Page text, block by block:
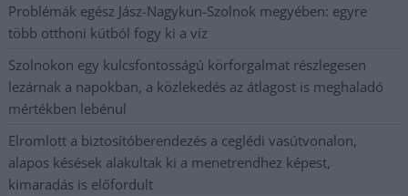
Problémák egész Jász-Nagykun-Szolnok megyében: egyre
több otthoni kútból fogy ki a víz
Szolnokon egy kulcsfontosságú körforgalmat részlegesen
lezárnak a napokban, a közlekedés az átlagost is meghaladó
mértékben lebénul
Elromlott a biztosítóberendezés a ceglédi vasútvonalon,
alapos késések alakultak ki a menetrendhez képest,
kimaradás is előfordult